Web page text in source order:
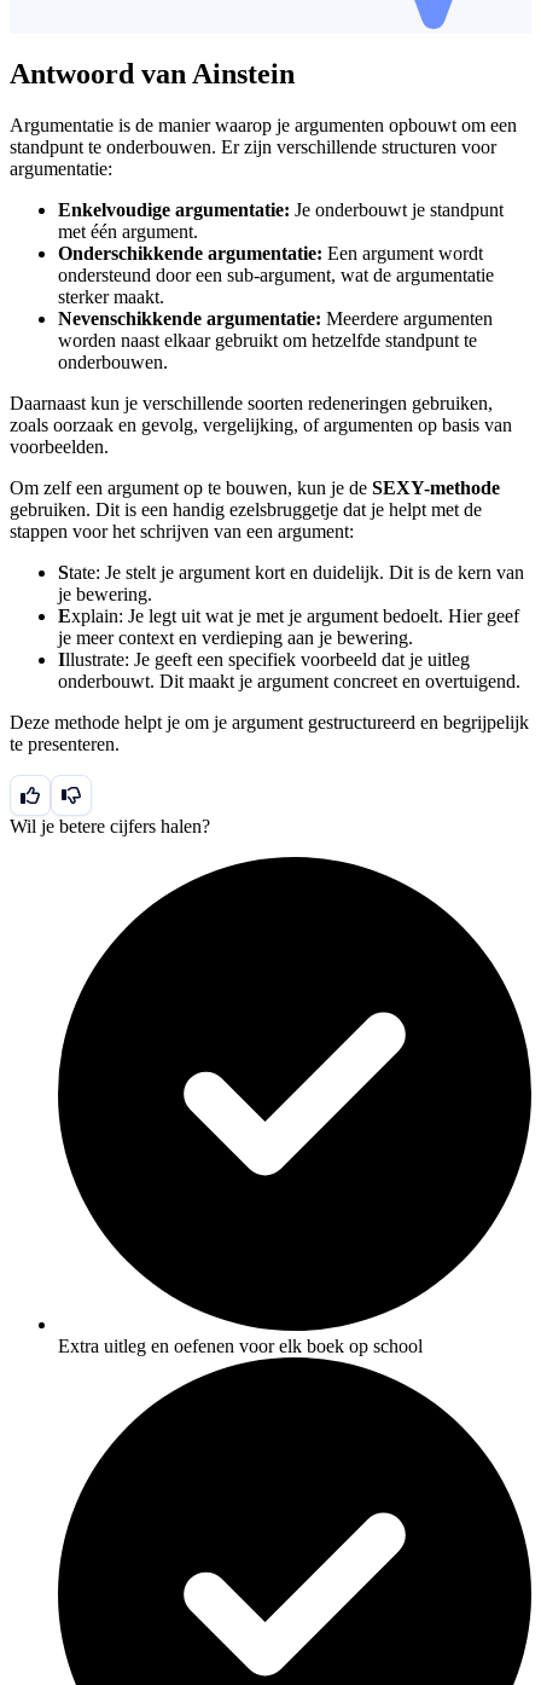
Antwoord van Ainstein
Argumentatie is de manier waarop je argumenten opbouwt om een
standpunt te onderbouwen. Er zijn verschillende structuren voor
argumentatie:
Enkelvoudige argumentatie: Je onderbouwt je standpunt
met één argument.
Onderschikkende argumentatie: Een argument wordt
ondersteund door een sub-argument, wat de argumentatie
sterker maakt.
Nevenschikkende argumentatie: Meerdere argumenten
worden naast elkaar gebruikt om hetzelfde standpunt te
onderbouwen.
Daarnaast kun je verschillende soorten redeneringen gebruiken,
zoals oorzaak en gevolg, vergelijking, of argumenten op basis van
voorbeelden.
Om zelf een argument op te bouwen, kun je de SEXY-methode
gebruiken. Dit is een handig ezelsbruggetje dat je helpt met de
stappen voor het schrijven van een argument:
State: Je stelt je argument kort en duidelijk. Dit is de kern van
je bewering.
Explain: Je legt uit wat je met je argument bedoelt. Hier geef
je meer context en verdieping aan je bewering.
Illustrate: Je geeft een specifiek voorbeeld dat je uitleg
onderbouwt. Dit maakt je argument concreet en overtuigend.
Deze methode helpt je om je argument gestructureerd en begrijpelijk
te presenteren.
Wil je betere cijfers halen?
Extra uitleg en oefenen voor elk boek op school